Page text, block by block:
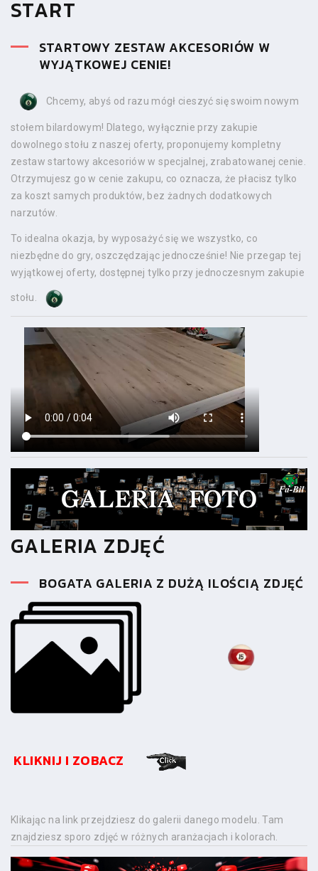
START
STARTOWY ZESTAW AKCESORIÓW W
WYJĄTKOWEJ CENIE!
Chcemy, abyś od razu mógł cieszyć się swoim nowym
stołem bilardowym! Dlatego, wyłącznie przy zakupie
dowolnego stołu z naszej oferty, proponujemy kompletny
zestaw startowy akcesoriów w specjalnej, zrabatowanej cenie.
Otrzymujesz go w cenie zakupu, co oznacza, że płacisz tylko
za koszt samych produktów, bez żadnych dodatkowych
narzutów.
To idealna okazja, by wyposażyć się we wszystko, co
niezbędne do gry, oszczędzając jednocześnie! Nie przegap tej
wyjątkowej oferty, dostępnej tylko przy jednoczesnym zakupie
stołu.
GALERIA ZDJĘĆ
BOGATA GALERIA Z DUŻĄ ILOŚCIĄ ZDJĘĆ
KLIKNIJ I ZOBACZ
Klikając na link przejdziesz do galerii danego modelu. Tam
znajdziesz sporo zdjęć w różnych aranżacjach i kolorach.